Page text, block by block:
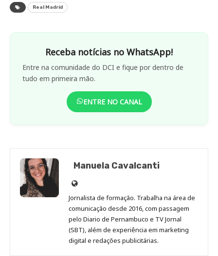
Real Madrid
Receba notícias no WhatsApp!
Entre na comunidade do DCI e fique por dentro de
tudo em primeira mão.
ENTRE NO CANAL
Manuela Cavalcanti
Site
de
Manuela
Cavalcanti
Jornalista de formação. Trabalha na área de
comunicação desde 2016, com passagem
pelo Diario de Pernambuco e TV Jornal
(SBT), além de experiência em marketing
digital e redações publicitárias.